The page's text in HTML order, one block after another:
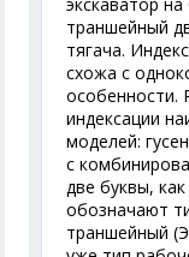
траншейный
тягача.
схожа с
особенности.
индексации
моделей:
с
две буквы,
обозначают
траншейный